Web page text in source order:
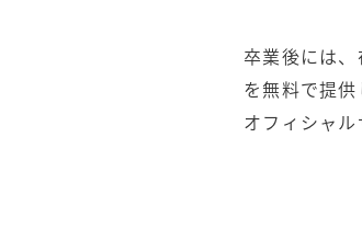
卒業後には
を無料で提
オフィシャル